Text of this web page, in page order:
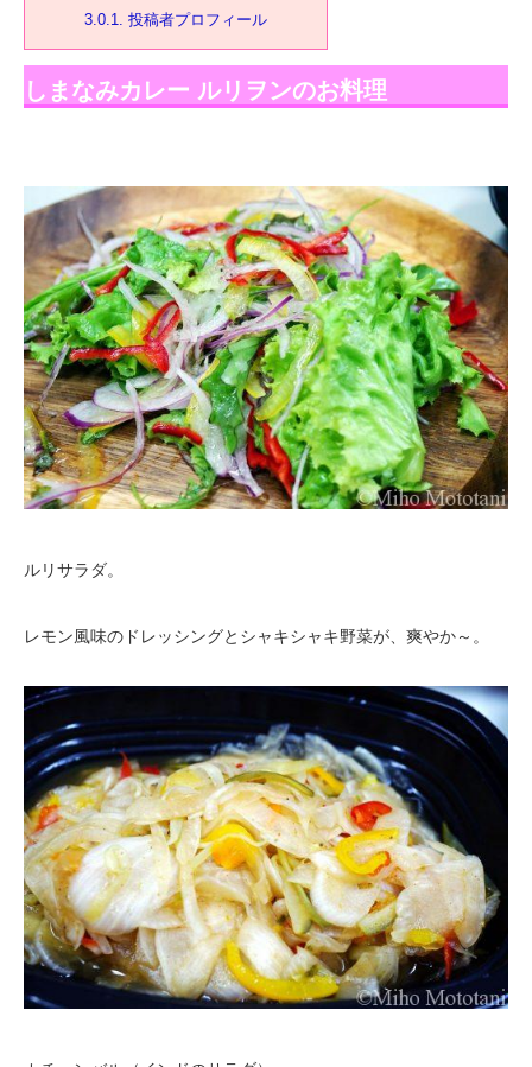
3.0.1. 投稿者プロフィール
しまなみカレー ルリヲンのお料理
ルリサラダ。
レモン風味のドレッシングとシャキシャキ野菜が、爽やか～。